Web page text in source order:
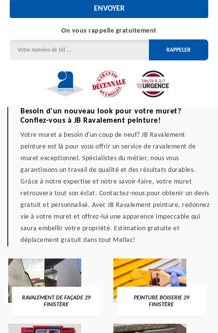
On vous rappelle gratuitement
Besoin d'un nouveau look pour votre muret?
Confiez-vous à JB Ravalement peinture!
Votre muret a besoin d'un coup de neuf? JB Ravalement
peinture est là pour vous offrir un service de ravalement de
muret exceptionnel. Spécialistes du métier, nous vous
garantissons un travail de qualité et des résultats durables.
Grâce à notre expertise et notre savoir-faire, votre muret
retrouvera tout son éclat. Contactez-nous pour obtenir un devis
gratuit et personnalisé. Avec JB Ravalement peinture, redonnez
vie à votre muret et offrez-lui une apparence impeccable qui
saura embellir votre propriété. Estimation gratuite et
déplacement gratuit dans tout Mellac!
RAVALEMENT DE FAÇADE 29
FINISTÈRE
PEINTURE BOISERIE 29
FINISTÈRE